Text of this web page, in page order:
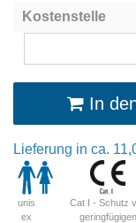
Kostenstelle
In
Lieferung in ca.
unis
ex
Cat I - Schutz
geringfügigen